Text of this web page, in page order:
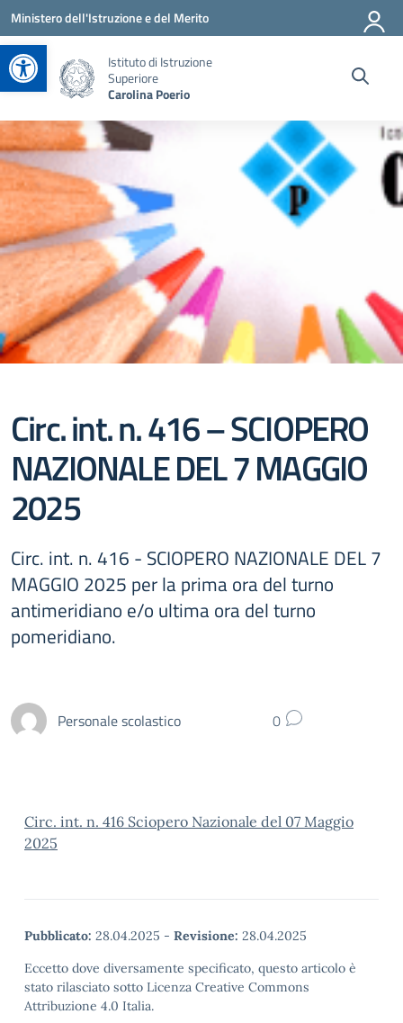
Apri la barra degli strumenti
Vai ai contenuti
Vai al menu di navigazione
Vai al footer
Ministero dell'Istruzione e del Merito
Istituto di Istruzione
Superiore
Carolina Poerio
Circ. int. n. 416 – SCIOPERO
NAZIONALE DEL 7 MAGGIO
2025
Circ. int. n. 416 - SCIOPERO NAZIONALE DEL 7
MAGGIO 2025 per la prima ora del turno
antimeridiano e/o ultima ora del turno
pomeridiano.
Personale scolastico 0
Circ. int. n. 416 Sciopero Nazionale del 07 Maggio
2025
Pubblicato: 28.04.2025 - Revisione: 28.04.2025
Eccetto dove diversamente specificato, questo articolo è
stato rilasciato sotto Licenza Creative Commons
Attribuzione 4.0 Italia.